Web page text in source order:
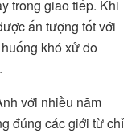
trong giao tiếp. Khi
ấn tượng tốt với
khó xử do
với nhiều năm
đúng các giới từ chỉ